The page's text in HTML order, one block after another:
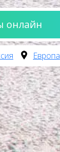
онлайн
Европа